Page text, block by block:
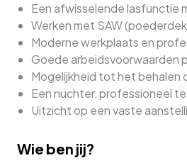
Een afwisselende lasfunctie
Werken met SAW
Moderne werkplaats en
Goede arbeidsvoorwaarden
Mogelijkheid tot het behalen
Een nuchter, professioneel
Uitzicht op een vaste
Wie ben jij?